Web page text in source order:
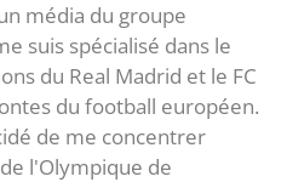
média du groupe
suis spécialisé dans le
du Real Madrid et le FC
du football européen.
de me concentrer
l'Olympique de